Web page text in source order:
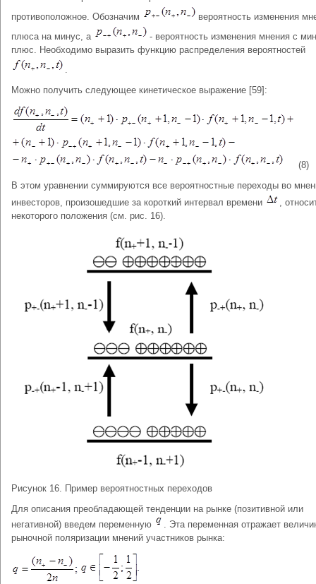
противоположное. Обозначим
вероятность изменения
плюса на минус, а
- вероятность изменения мнения с
плюс. Необходимо выразить функцию распределения вероятностей
.
Можно получить следующее кинетическое выражение [59]:
(8)
В этом уравнении суммируются все вероятностные переходы во
инвесторов, произошедшие за короткий интервал времени
,
некоторого положения (см. рис. 16).
Рисунок 16. Пример вероятностных переходов
Для описания преобладающей тенденции на рынке (позитивной или
негативной) введем переменную
. Эта переменная отражает
рыночной поляризации мнений участников рынка: